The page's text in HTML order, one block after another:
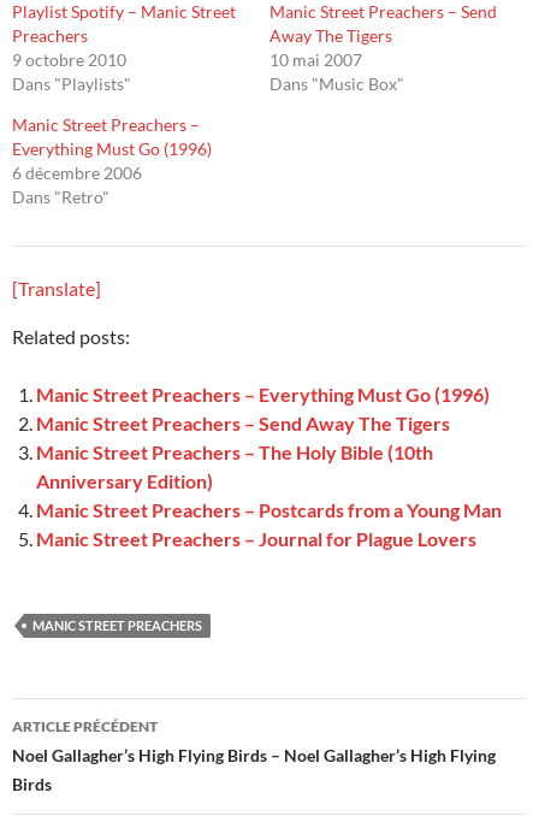
Playlist Spotify – Manic Street
Preachers
9 octobre 2010
Dans "Playlists"
Manic Street Preachers – Send
Away The Tigers
10 mai 2007
Dans "Music Box"
Manic Street Preachers –
Everything Must Go (1996)
6 décembre 2006
Dans "Retro"
[Translate]
Related posts:
Manic Street Preachers – Everything Must Go (1996)
Manic Street Preachers – Send Away The Tigers
Manic Street Preachers – The Holy Bible (10th
Anniversary Edition)
Manic Street Preachers – Postcards from a Young Man
Manic Street Preachers – Journal for Plague Lovers
MANIC STREET PREACHERS
Navigation
des
articles
ARTICLE PRÉCÉDENT
Noel Gallagher’s High Flying Birds – Noel Gallagher’s High Flying
Birds